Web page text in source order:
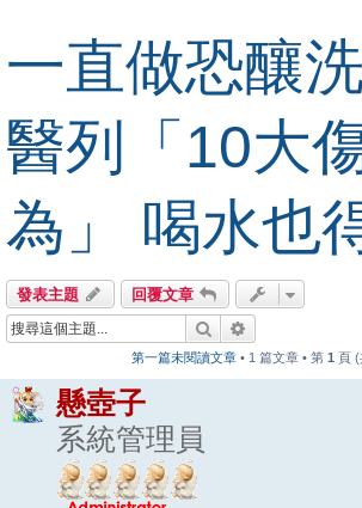
一直做恐釀洗
醫列「10大
為」 喝水也
發表主題
回覆文章
搜尋
第一篇未閱讀文章• 1 篇文章 • 第 1 頁 (
懸壺子
系統管理員